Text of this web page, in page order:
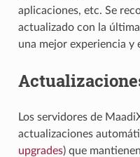
aplicaciones, etc. Se
actualizado con la última
una mejor experiencia y
Los servidores de
actualizaciones
upgrades) que